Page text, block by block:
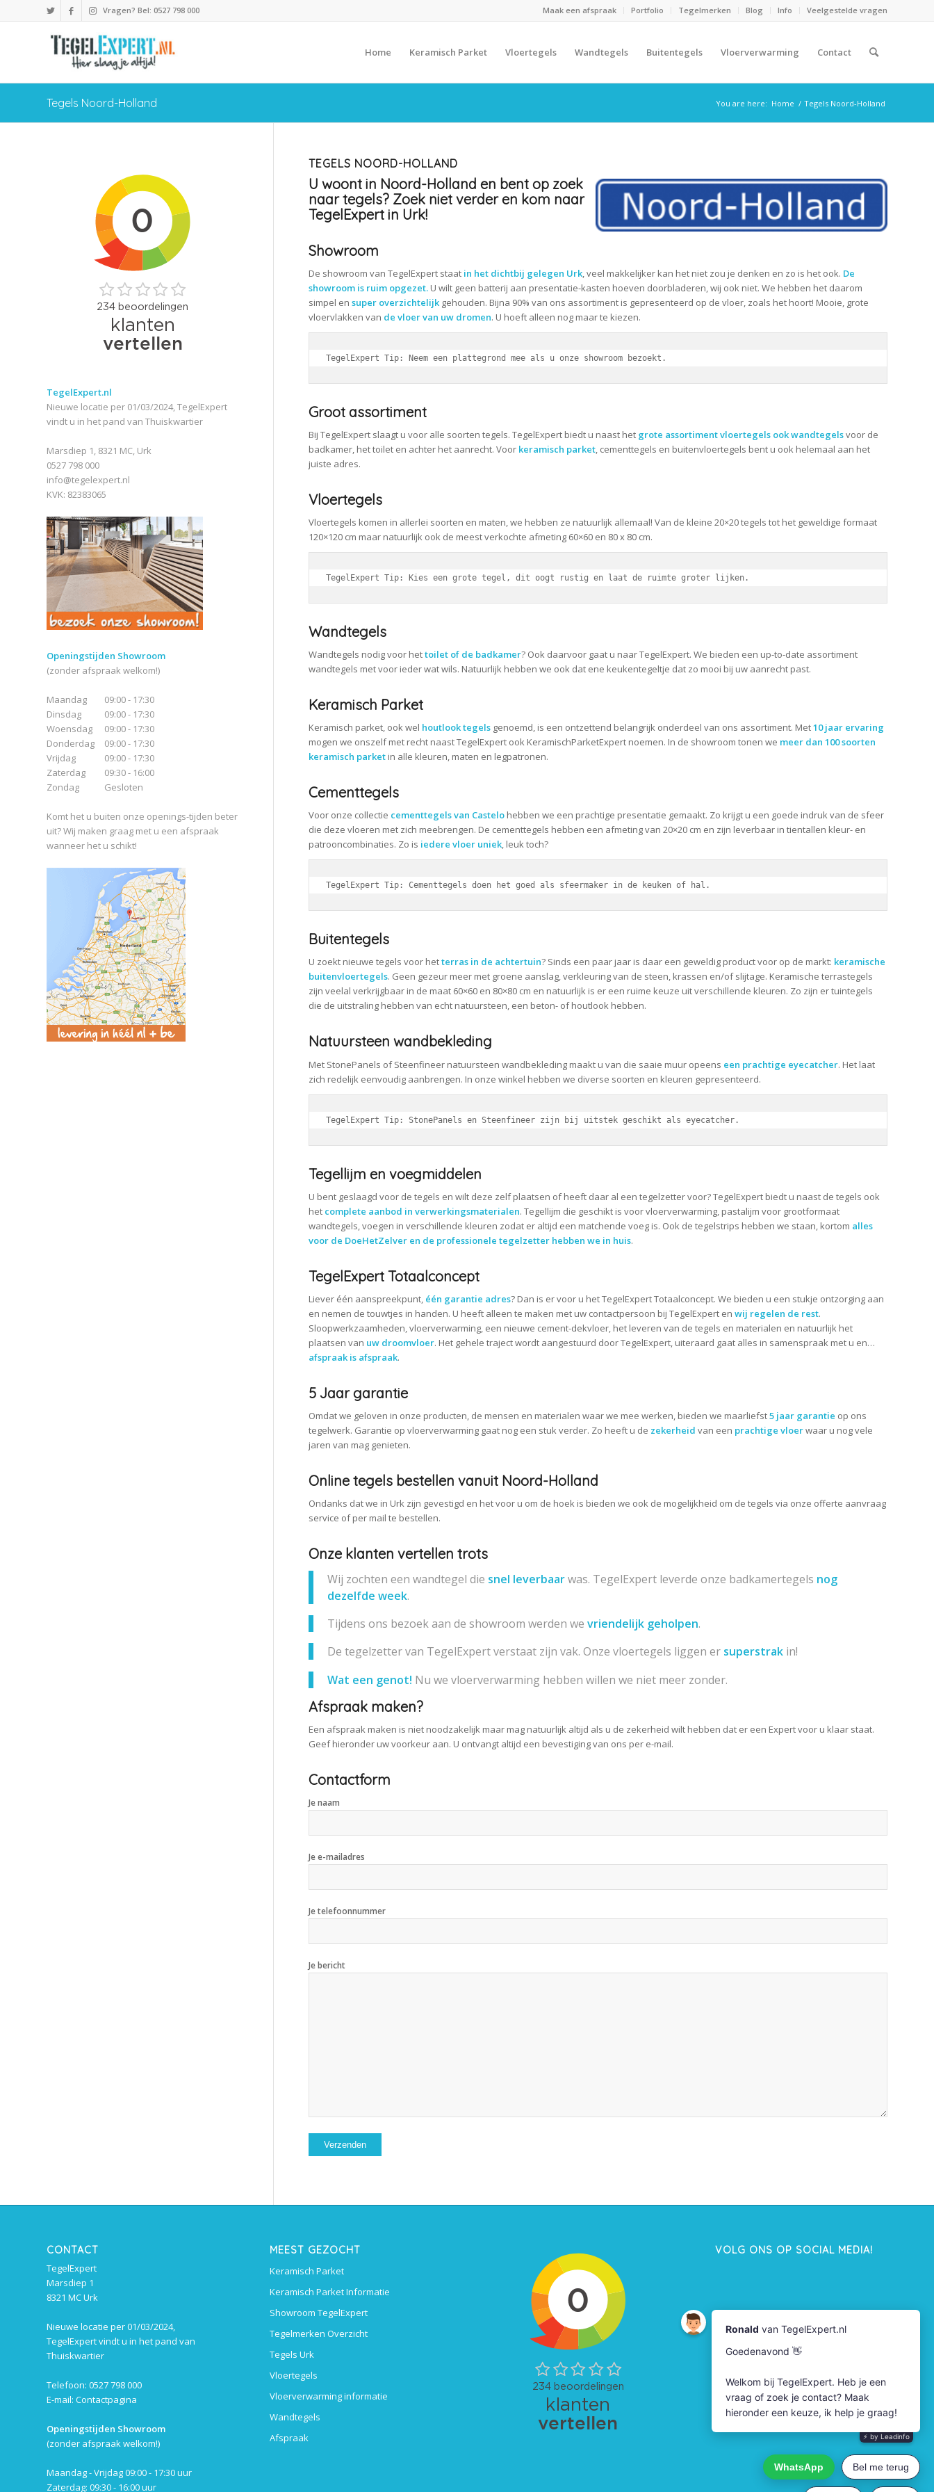
Maak een afspraak Portfolio Tegelmerken Blog Info Veelgestelde vragen
Vragen? Bel: 0527 798 000
Home Keramisch Parket Vloertegels Wandtegels Buitentegels Vloerverwarming Contact
Tegels Noord-Holland You are here: Home / Tegels Noord-Holland
TEGELS NOORD-HOLLAND
U woont in Noord-Holland en bent op zoek
naar tegels? Zoek niet verder en kom naar
TegelExpert in Urk!
Showroom
De showroom van TegelExpert staat in het dichtbij gelegen Urk, veel makkelijker kan het niet zou je denken en zo is het ook. De
showroom is ruim opgezet.U wilt geen batterij aan presentatie-kasten hoeven doorbladeren, wij ook niet. We hebben het daarom
simpel en super overzichtelijkgehouden. Bijna 90% van ons assortiment is gepresenteerd op de vloer, zoals het hoort! Mooie, grote
vloervlakken van de vloer van uw dromen. U hoeft alleen nog maar te kiezen.
TegelExpert Tip: Neem een plattegrond mee als u onze showroom bezoekt.
Groot assortiment
Bij TegelExpert slaagt u voor alle soorten tegels. TegelExpert biedt u naast het grote assortiment vloertegels ook wandtegelsvoor de
badkamer, het toilet en achter het aanrecht. Voor keramisch parket, cementtegels en buitenvloertegels bent u ook helemaal aan het
juiste adres.
Vloertegels
Vloertegels komen in allerlei soorten en maten, we hebben ze natuurlijk allemaal! Van de kleine 20×20 tegels tot het geweldige formaat
120×120 cm maar natuurlijk ook de meest verkochte afmeting 60×60 en 80 x 80 cm.
TegelExpert Tip: Kies een grote tegel, dit oogt rustig en laat de ruimte groter lijken.
Wandtegels
Wandtegels nodig voor hettoilet of de badkamer? Ook daarvoor gaat u naar TegelExpert. We bieden een up-to-date assortiment
wandtegels met voor ieder wat wils. Natuurlijk hebben we ook dat ene keukentegeltje dat zo mooi bij uw aanrecht past.
Keramisch Parket
Keramisch parket, ook wel houtlook tegelsgenoemd, is een ontzettend belangrijk onderdeel van ons assortiment. Met10 jaar ervaring
mogen we onszelf met recht naast TegelExpert ook KeramischParketExpert noemen. In de showroom tonen we meer dan 100 soorten
keramisch parketin alle kleuren, maten en legpatronen.
Cementtegels
Voor onze collectie cementtegels van Castelohebben we een prachtige presentatie gemaakt. Zo krijgt u een goede indruk van de sfeer
die deze vloeren met zich meebrengen. De cementtegels hebben een afmeting van 20×20 cm en zijn leverbaar in tientallen kleur- en
patrooncombinaties. Zo is iedere vloer uniek, leuk toch?
TegelExpert Tip: Cementtegels doen het goed als sfeermaker in de keuken of hal.
Buitentegels
U zoekt nieuwe tegels voor hetterras in de achtertuin? Sinds een paar jaar is daar een geweldig product voor op de markt: keramische
buitenvloertegels. Geen gezeur meer met groene aanslag, verkleuring van de steen, krassen en/of slijtage. Keramische terrastegels
zijn veelal verkrijgbaar in de maat 60×60 en 80×80 cm en natuurlijk is er een ruime keuze uit verschillende kleuren. Zo zijn er tuintegels
die de uitstraling hebben van echt natuursteen, een beton- of houtlook hebben.
Natuursteen wandbekleding
Met StonePanels of Steenfineer natuursteen wandbekleding maakt u van die saaie muur opeens een prachtige eyecatcher. Het laat
zich redelijk eenvoudig aanbrengen. In onze winkel hebben we diverse soorten en kleuren gepresenteerd.
TegelExpert Tip: StonePanels en Steenfineer zijn bij uitstek geschikt als eyecatcher.
Tegellijm en voegmiddelen
U bent geslaagd voor de tegels en wilt deze zelf plaatsen of heeft daar al een tegelzetter voor? TegelExpert biedt u naast de tegels ook
het complete aanbod in verwerkingsmaterialen. Tegellijm die geschikt is voor vloerverwarming, pastalijm voor grootformaat
wandtegels, voegen in verschillende kleuren zodat er altijd een matchende voeg is. Ook de tegelstrips hebben we staan, kortom alles
voor de DoeHetZelver en de professionele tegelzetter hebben we in huis.
TegelExpert Totaalconcept
Liever één aanspreekpunt, één garantie adres? Dan is er voor u het TegelExpert Totaalconcept. We bieden u een stukje ontzorging aan
en nemen de touwtjes in handen. U heeft alleen te maken met uw contactpersoon bij TegelExpert en wij regelen de rest.
Sloopwerkzaamheden, vloerverwarming, een nieuwe cement-dekvloer, het leveren van de tegels en materialen en natuurlijk het
plaatsen van uw droomvloer. Het gehele traject wordt aangestuurd door TegelExpert, uiteraard gaat alles in samenspraak met u en…
afspraak is afspraak.
5 Jaar garantie
Omdat we geloven in onze producten, de mensen en materialen waar we mee werken, bieden we maarliefst5 jaar garantie op ons
tegelwerk. Garantie op vloerverwarming gaat nog een stuk verder. Zo heeft u de zekerheid van een prachtige vloerwaar u nog vele
jaren van mag genieten.
Online tegels bestellen vanuit Noord-Holland
Ondanks dat we in Urk zijn gevestigd en het voor u om de hoek is bieden we ook de mogelijkheid om de tegels via onze offerte aanvraag
service of per mail te bestellen.
Onze klanten vertellen trots
Wij zochten een wandtegel die snel leverbaarwas. TegelExpert leverde onze badkamertegels nog
dezelfde week.
Tijdens ons bezoek aan de showroom werden we vriendelijk geholpen.
De tegelzetter van TegelExpert verstaat zijn vak. Onze vloertegels liggen er superstrakin!
Wat een genot! Nu we vloerverwarming hebben willen we niet meer zonder.
Afspraak maken?
Een afspraak maken is niet noodzakelijk maar mag natuurlijk altijd als u de zekerheid wilt hebben dat er een Expert voor u klaar staat.
Geef hieronder uw voorkeur aan. U ontvangt altijd een bevestiging van ons per e-mail.
Contactform
Je naam
Je e-mailadres
Je telefoonnummer
Je bericht
TegelExpert.nl
Nieuwe locatie per 01/03/2024, TegelExpert
vindt u in het pand van Thuiskwartier
Marsdiep 1, 8321 MC, Urk
0527 798 000
info@tegelexpert.nl
KVK: 82383065
Openingstijden Showroom
(zonder afspraak welkom!)
Maandag
Dinsdag
Woensdag
Donderdag
Vrijdag
Zaterdag
Zondag
09:00 - 17:30
09:00 - 17:30
09:00 - 17:30
09:00 - 17:30
09:00 - 17:30
09:30 - 16:00
Gesloten
Komt het u buiten onze openings-tijden beter
uit? Wij maken graag met u een afspraak
wanneer het u schikt!
CONTACT
TegelExpert
Marsdiep 1
8321 MC Urk
Nieuwe locatie per 01/03/2024,
TegelExpert vindt u in het pand van
Thuiskwartier
Telefoon: 0527 798 000
E-mail: Contactpagina
Openingstijden Showroom
(zonder afspraak welkom!)
Maandag - Vrijdag 09:00 - 17:30 uur
Zaterdag: 09:30 - 16:00 uur
MEEST GEZOCHT
Keramisch Parket
Keramisch Parket Informatie
Showroom TegelExpert
Tegelmerken Overzicht
Tegels Urk
Vloertegels
Vloerverwarming informatie
Wandtegels
Afspraak
VOLG ONS OP SOCIAL MEDIA!